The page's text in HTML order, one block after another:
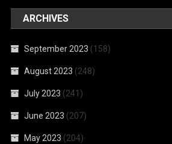
ARCHIVES
September 2023 (158)
August 2023 (248)
July 2023 (241)
June 2023 (207)
May 2023 (204)